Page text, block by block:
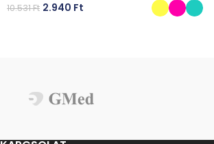
10.531Ft 2.940 Ft